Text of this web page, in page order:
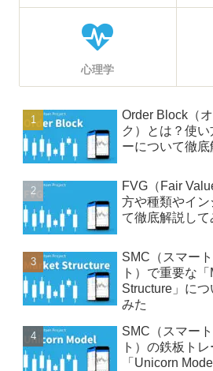
心理学
Order Block（
ク）とは？使
ーについて徹
FVG（Fair
方や種類やイ
て徹底解説して
SMC（スマー
ト）で重要な
Structure」に
みた
SMC（スマー
ト）の鉄板ト
「Unicorn